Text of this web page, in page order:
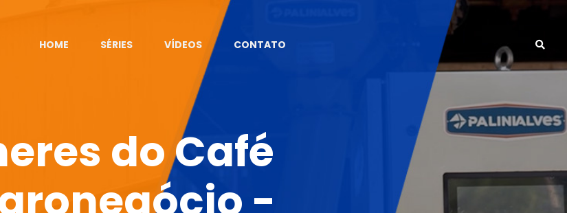
HOME SÉRIES VÍDEOS CONTATO
do Café
-